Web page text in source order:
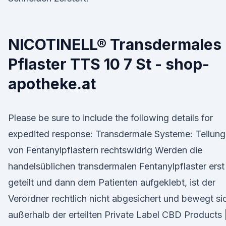
NICOTINELL® Transdermales
Pflaster TTS 10 7 St - shop-
apotheke.at
Please be sure to include the following details for
expedited response: Transdermale Systeme: Teilung
von Fentanylpflastern rechtswidrig Werden die
handelsüblichen transdermalen Fentanylpflaster erst
geteilt und dann dem Patienten aufgeklebt, ist der
Verordner rechtlich nicht abgesichert und bewegt
außerhalb der erteilten Private Label CBD Products